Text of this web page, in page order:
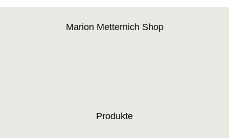
Marion Metternich Shop
Produkte